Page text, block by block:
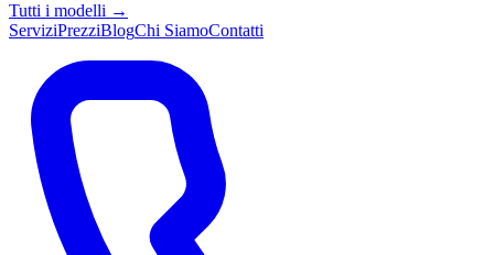
Tutti i modelli →
ServiziPrezziBlogChi SiamoContatti